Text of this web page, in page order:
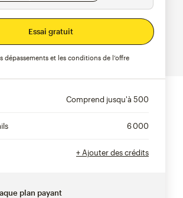
Essai gratuit
dépassements et les conditions de l’offre
Comprend jusqu'à 500
6 000
+ Ajouter des crédits
plan payant